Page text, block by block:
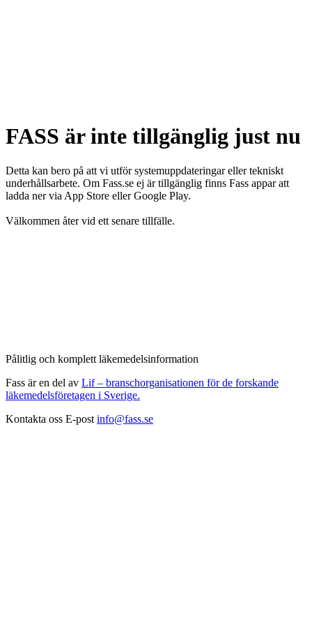
FASS är inte tillgänglig just nu
Detta kan bero på att vi utför systemuppdateringar eller tekniskt
underhållsarbete. Om Fass.se ej är tillgänglig finns Fass appar att
ladda ner via App Store eller Google Play.
Välkommen åter vid ett senare tillfälle.
Pålitlig och komplett läkemedelsinformation
Fass är en del av Lif – branschorganisationen för de forskande
läkemedelsföretagen i Sverige.
Kontakta oss E-post info@fass.se